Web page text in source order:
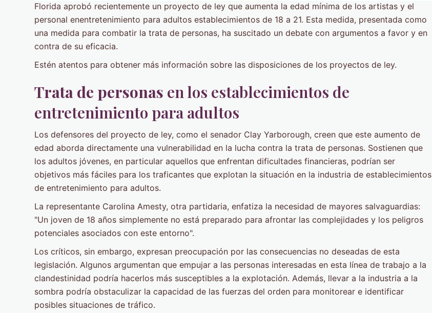
Florida aprobó recientemente un proyecto de ley que aumenta la edad mínima de los artistas y el
personal enentretenimiento para adultos establecimientos de 18 a 21. Esta medida, presentada como
una medida para combatir la trata de personas, ha suscitado un debate con argumentos a favor y en
contra de su eficacia.
Estén atentos para obtener más información sobre las disposiciones de los proyectos de ley.
Trata de personas en los establecimientos de
entretenimiento para adultos
Los defensores del proyecto de ley, como el senador Clay Yarborough, creen que este aumento de
edad aborda directamente una vulnerabilidad en la lucha contra la trata de personas. Sostienen que
los adultos jóvenes, en particular aquellos que enfrentan dificultades financieras, podrían ser
objetivos más fáciles para los traficantes que explotan la situación en la industria de establecimientos
de entretenimiento para adultos.
La representante Carolina Amesty, otra partidaria, enfatiza la necesidad de mayores salvaguardias:
"Un joven de 18 años simplemente no está preparado para afrontar las complejidades y los peligros
potenciales asociados con este entorno".
Los críticos, sin embargo, expresan preocupación por las consecuencias no deseadas de esta
legislación. Algunos argumentan que empujar a las personas interesadas en esta línea de trabajo a la
clandestinidad podría hacerlos más susceptibles a la explotación. Además, llevar a la industria a la
sombra podría obstaculizar la capacidad de las fuerzas del orden para monitorear e identificar
posibles situaciones de tráfico.